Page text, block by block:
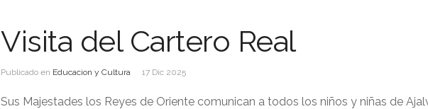
Visita del Cartero Real
Publicado en Educacion y Cultura 17 Dic 2025
Sus Majestades los Reyes de Oriente comunican a todos los niños y niñas de